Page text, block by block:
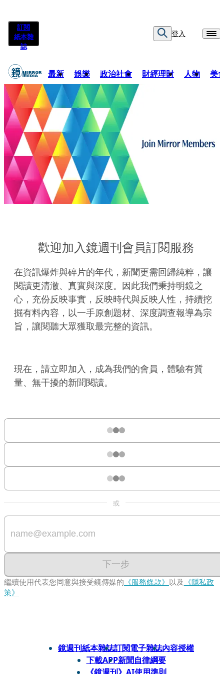
訂閱
紙本雜
誌
登入
最新 娛樂 政治社會 財經理財 人物 美
歡迎加入鏡週刊會員訂閱服務
在資訊爆炸與碎片的年代，新聞更需回歸純粹，讓
閱讀更清澈、真實與深度。因此我們秉持明鏡之
心，充份反映事實，反映時代與反映人性，持續挖
掘有料內容，以一手原創題材、深度調查報導為宗
旨，讓閱聽大眾獲取最完整的資訊。
現在，請立即加入，成為我們的會員，體驗有質
量、無干擾的新聞閱讀。
或
下一步
繼續使用代表您同意與接受鏡傳媒的 《服務條款》 以及 《隱私政
策》
鏡週刊紙本雜誌訂閱電子雜誌內容授權
下載APP新聞自律綱要